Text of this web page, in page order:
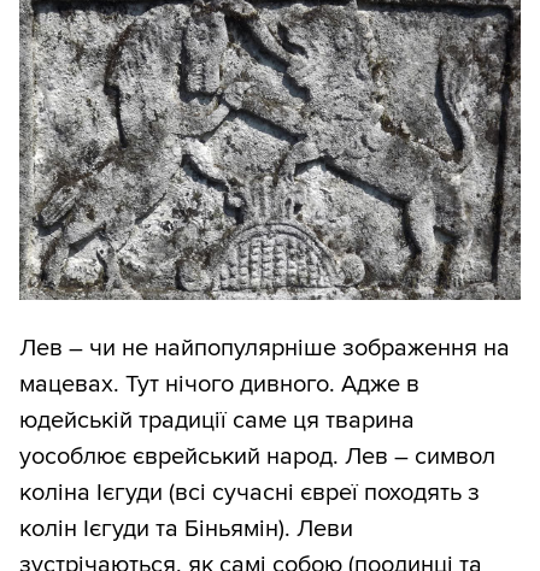
Лев – чи не найпопулярніше зображення на
мацевах. Тут нічого дивного. Адже в
юдейській традиції саме ця тварина
уособлює єврейський народ. Лев – символ
коліна Ієгуди (всі сучасні євреї походять з
колін Ієгуди та Біньямін). Леви
зустрічаються, як самі собою (поодинці та